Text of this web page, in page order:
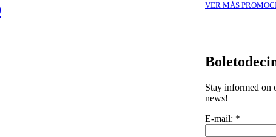
VER MÁS
Stay informed on
news!
E-mail: *